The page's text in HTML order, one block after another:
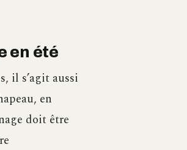
en été
il s’agit aussi
en
doit être